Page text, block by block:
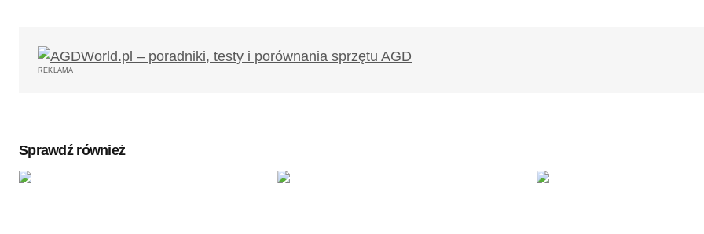
REKLAMA
Sprawdź również